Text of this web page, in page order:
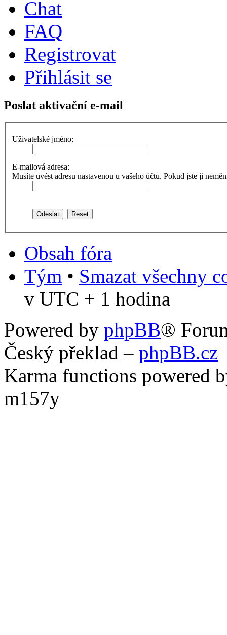
Chat
FAQ
Registrovat
Přihlásit se
Poslat aktivační e-mail
Uživatelské jméno:
E-mailová adresa:
Musíte uvést adresu nastavenou u vašeho účtu. Pokud jste ji
Obsah fóra
Tým • Smazat všechny
v UTC + 1 hodina
Powered by phpBB®
Český překlad – phpBB.cz
Karma functions powered
m157y